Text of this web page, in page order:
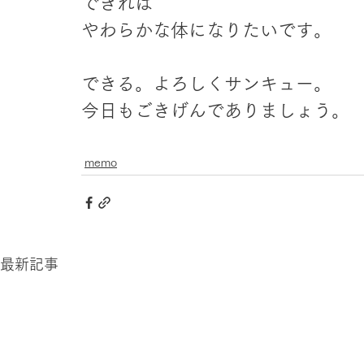
やわらかな体になりたいです。
できる。よろしくサンキュー。
今日もごきげんでありましょう。
memo
最新記事